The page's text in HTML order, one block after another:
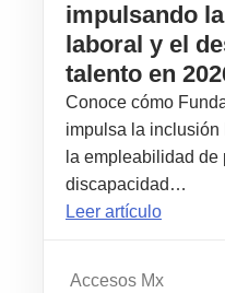
impulsando
laboral y el
talento en
Conoce cómo
impulsa la
la empleabilidad de
discapacidad…
Leer artículo
Accesos Mx